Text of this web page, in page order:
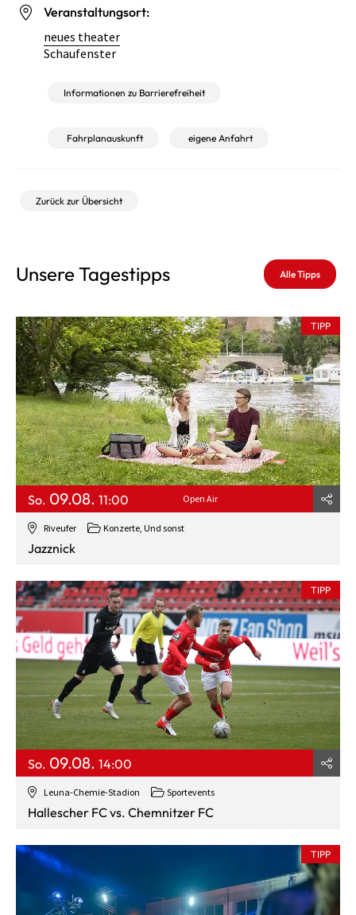
Veranstaltungsort:
neues theater
Schaufenster
Informationen zu Barrierefreiheit
Fahrplanauskunft eigene Anfahrt
Zurück zur Übersicht
Unsere Tagestipps Alle Tipps
Riveufer Konzerte, Und sonst
TIPP
So. 09.08. 11:00 Open Air
Jazznick
Leuna-Chemie-Stadion Sportevents
TIPP
So. 09.08. 14:00
Hallescher FC vs. Chemnitzer FC
TIPP